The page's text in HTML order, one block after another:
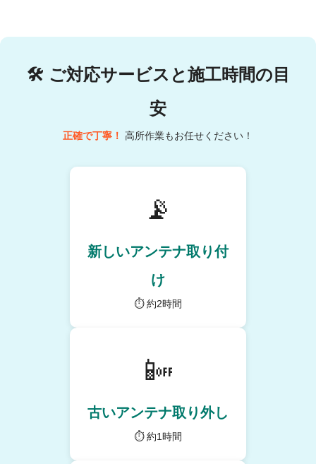
🛠 ご対応サービスと施工時間の目
安
正確で丁寧！ 高所作業もお任せください！
📡
新しいアンテナ取り付
け
⏱ 約2時間
📴
古いアンテナ取り外し
⏱ 約1時間